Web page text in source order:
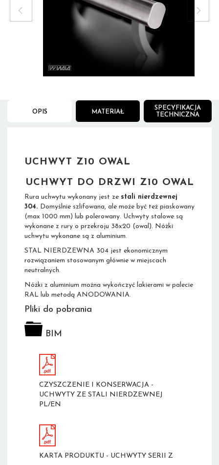
OPIS MATERIAŁ
SPECYFIKACJA
TECHNICZNA
UCHWYT Z10 OWAL
UCHWYT DO DRZWI Z10 OWAL
Rura uchwytu wykonany jest ze stali nierdzewnej
304. Domyślnie szlifowana, ale może być też piaskowany
(max 1000 mm) lub polerowany. Uchwyty stalowe są
wykonane z rury o przekroju 38x20 (owal). Nóżki
uchwytu wykonane są z aluminium.
STAL NIERDZEWNA 304 jest ekonomicznym
rozwiązaniem stosowanym głównie w miejscach
neutralnych.
Nóżki z aluminium można wykończyć lakierami w palecie
RAL lub metodą ANODOWANIA.
Pliki do pobrania
BIM
CZYSZCZENIE I KONSERWACJA -
UCHWYTY ZE STALI NIERDZEWNEJ
PL/EN
KARTA PRODUKTU - UCHWYTY SERII Z